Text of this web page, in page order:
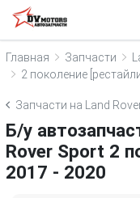
Главная Запчасти
2 поколение
Запчасти на Land
Б/у
Rover Sport 2
2017 - 2020